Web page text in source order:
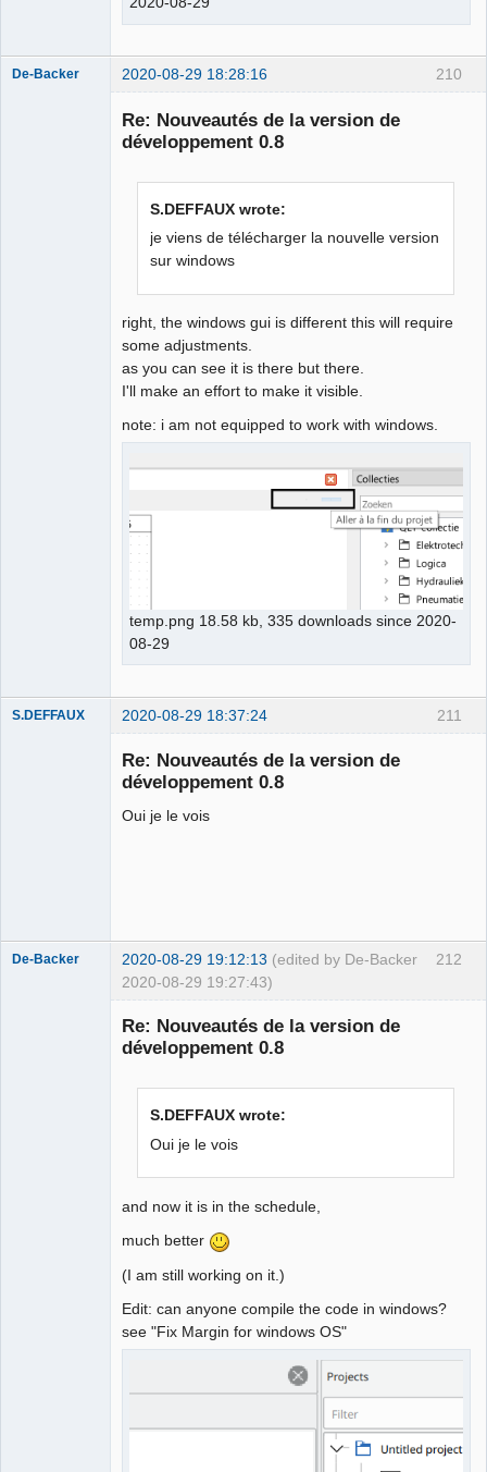
210
De-Backer 2020-08-29 18:28:16
Re: Nouveautés de la version de
développement 0.8
S.DEFFAUX wrote:
je viens de télécharger la nouvelle version
sur windows
right, the windows gui is different this will require
some adjustments.
as you can see it is there but there.
I'll make an effort to make it visible.
note: i am not equipped to work with windows.
temp.png 18.58 kb, 335 downloads since 2020-
08-29
211
S.DEFFAUX 2020-08-29 18:37:24
Re: Nouveautés de la version de
développement 0.8
Oui je le vois
212
De-Backer 2020-08-29 19:12:13 (edited by De-Backer
2020-08-29 19:27:43)
Re: Nouveautés de la version de
développement 0.8
S.DEFFAUX wrote:
Oui je le vois
and now it is in the schedule,
much better
(I am still working on it.)
Edit: can anyone compile the code in windows?
see "Fix Margin for windows OS"